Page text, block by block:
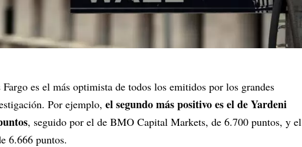
es el más optimista de todos los emitidos por los grandes
Por ejemplo, el segundo más positivo es el de Yardeni
, seguido por el de BMO Capital Markets, de 6.700 puntos, y el
6.666 puntos.